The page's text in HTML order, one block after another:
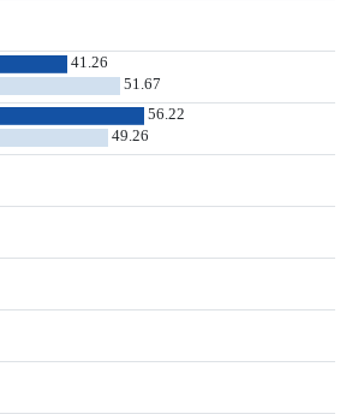
41.26
51.67
56.22
49.26